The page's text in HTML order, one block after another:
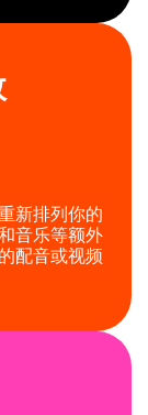
新排列你的
音乐等额外
配音或视频